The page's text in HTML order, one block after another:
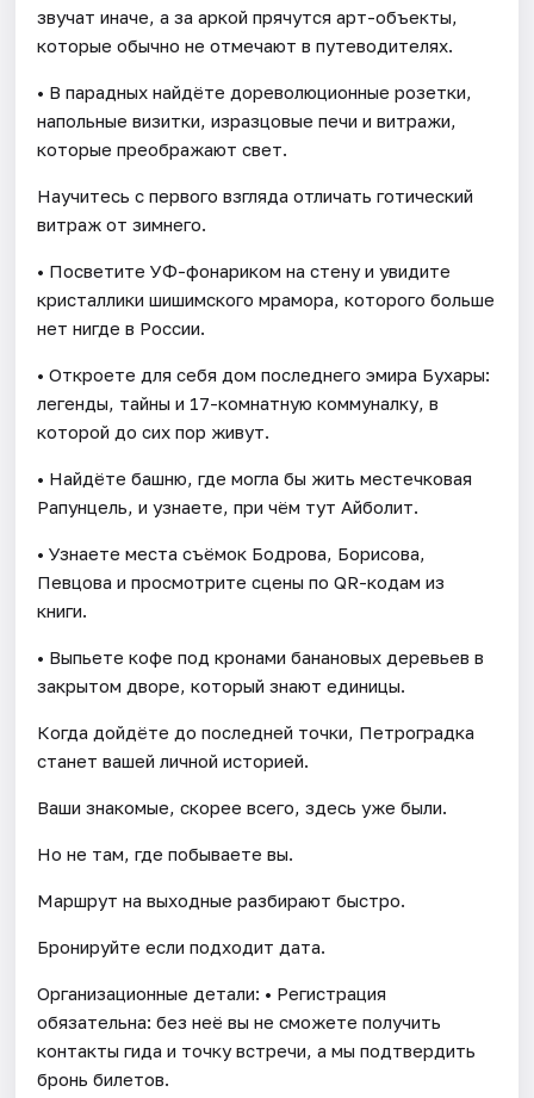
звучат иначе, а за аркой прячутся арт-объекты,
которые обычно не отмечают в путеводителях.
• В парадных найдёте дореволюционные розетки,
напольные визитки, изразцовые печи и витражи,
которые преображают свет.
Научитесь с первого взгляда отличать готический
витраж от зимнего.
• Посветите УФ-фонариком на стену и увидите
кристаллики шишимского мрамора, которого больше
нет нигде в России.
• Откроете для себя дом последнего эмира Бухары:
легенды, тайны и 17-комнатную коммуналку, в
которой до сих пор живут.
• Найдёте башню, где могла бы жить местечковая
Рапунцель, и узнаете, при чём тут Айболит.
• Узнаете места съёмок Бодрова, Борисова,
Певцова и просмотрите сцены по QR-кодам из
книги.
• Выпьете кофе под кронами банановых деревьев в
закрытом дворе, который знают единицы.
Когда дойдёте до последней точки, Петроградка
станет вашей личной историей.
Ваши знакомые, скорее всего, здесь уже были.
Но не там, где побываете вы.
Маршрут на выходные разбирают быстро.
Бронируйте если подходит дата.
Организационные детали: • Регистрация
обязательна: без неё вы не сможете получить
контакты гида и точку встречи, а мы подтвердить
бронь билетов.